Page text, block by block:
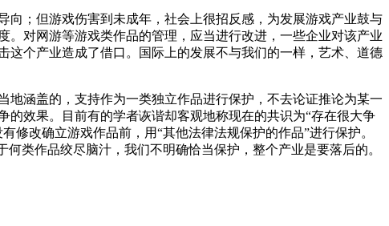
；但游戏伤害到未成年，社会上很招反感，为发展游戏产业鼓与
对网游等游戏类作品的管理，应当进行改进，一些企业对该产业
个产业造成了借口。国际上的发展不与我们的一样，艺术、道德
涵盖的，支持作为一类独立作品进行保护，不去论证推论为某一
效果。目前有的学者诙谐却客观地称现在的共识为“存在很大争
改确立游戏作品前，用“其他法律法规保护的作品”进行保护。
类作品绞尽脑汁，我们不明确恰当保护，整个产业是要落后的。